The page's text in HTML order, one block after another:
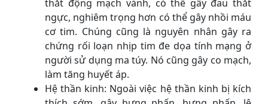
thắt động mạch vành, có thể gây đau thắt
ngực, nghiêm trọng hơn có thể gây nhồi máu
cơ tim. Chúng cũng là nguyên nhân gây ra
chứng rối loạn nhịp tim đe dọa tính mạng ở
người sử dụng ma túy. Nó cũng gây co mạch,
làm tăng huyết áp.
Hệ thần kinh: Ngoài việc hệ thần kinh bị kích